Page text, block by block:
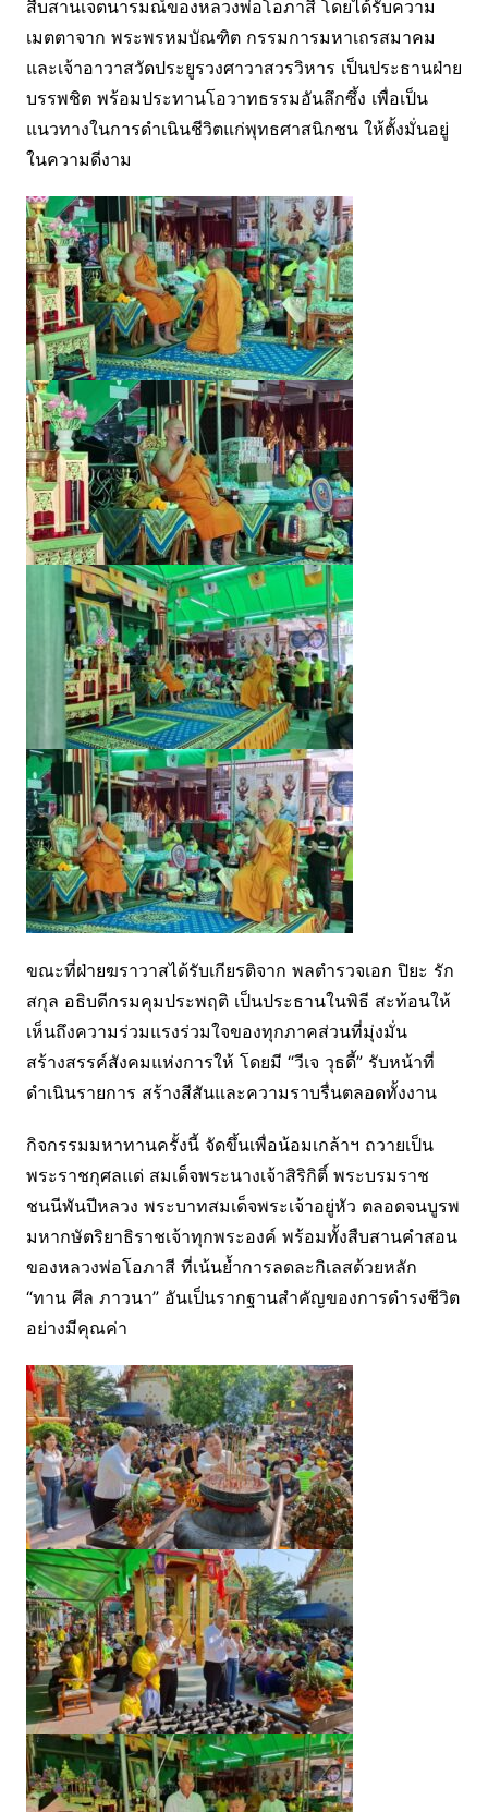
สืบสานเจตนารมณ์ของหลวงพ่อโอภาสี โดยได้รับความ
เมตตาจาก พระพรหมบัณฑิต กรรมการมหาเถรสมาคม
และเจ้าอาวาสวัดประยูรวงศาวาสวรวิหาร เป็นประธานฝ่าย
บรรพชิต พร้อมประทานโอวาทธรรมอันลึกซึ้ง เพื่อเป็น
แนวทางในการดำเนินชีวิตแก่พุทธศาสนิกชน ให้ตั้งมั่นอยู่
ในความดีงาม
ขณะที่ฝ่ายฆราวาสได้รับเกียรติจาก พลตำรวจเอก ปิยะ รัก
สกุล อธิบดีกรมคุมประพฤติ เป็นประธานในพิธี สะท้อนให้
เห็นถึงความร่วมแรงร่วมใจของทุกภาคส่วนที่มุ่งมั่น
สร้างสรรค์สังคมแห่งการให้ โดยมี “วีเจ วุธดี้” รับหน้าที่
ดำเนินรายการ สร้างสีสันและความราบรื่นตลอดทั้งงาน
กิจกรรมมหาทานครั้งนี้ จัดขึ้นเพื่อน้อมเกล้าฯ ถวายเป็น
พระราชกุศลแด่ สมเด็จพระนางเจ้าสิริกิติ์ พระบรมราช
ชนนีพันปีหลวง พระบาทสมเด็จพระเจ้าอยู่หัว ตลอดจนบูรพ
มหากษัตริยาธิราชเจ้าทุกพระองค์ พร้อมทั้งสืบสานคำสอน
ของหลวงพ่อโอภาสี ที่เน้นย้ำการลดละกิเลสด้วยหลัก
“ทาน ศีล ภาวนา” อันเป็นรากฐานสำคัญของการดำรงชีวิต
อย่างมีคุณค่า